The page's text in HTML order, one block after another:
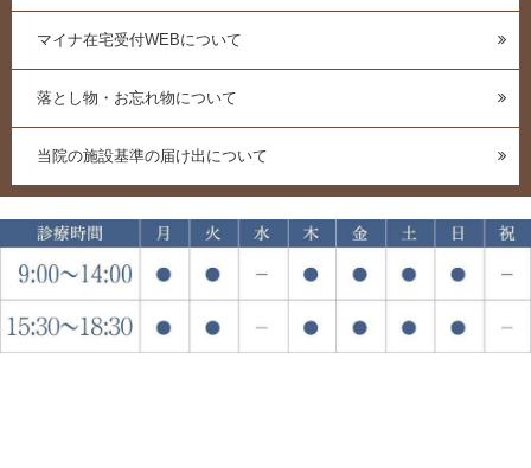
マイナ在宅受付WEBについて
落とし物・お忘れ物について
当院の施設基準の届け出について